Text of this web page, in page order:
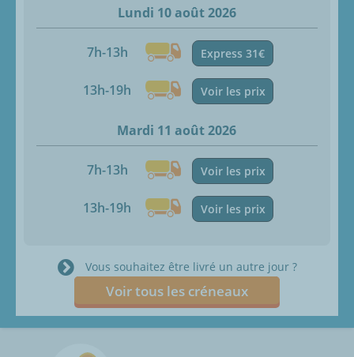
Lundi 10 août 2026
7h-13h Express 31€
13h-19h Voir les prix
Mardi 11 août 2026
7h-13h Voir les prix
13h-19h Voir les prix
Vous souhaitez être livré un autre jour ?
Voir tous les créneaux